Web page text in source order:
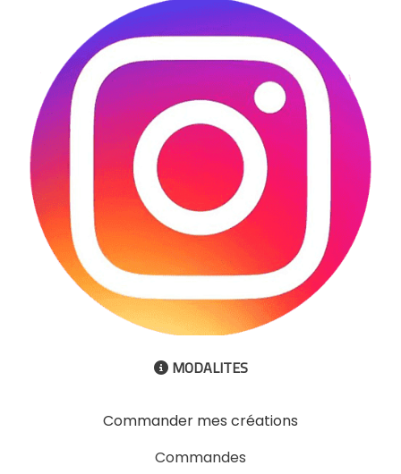
 MODALITES
Commander mes créations
Commandes